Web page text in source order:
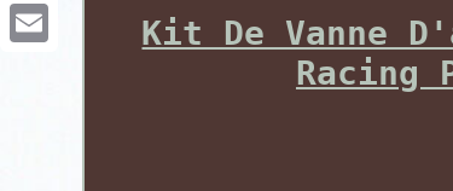
Pinterest
Kit De Vanne
Racing